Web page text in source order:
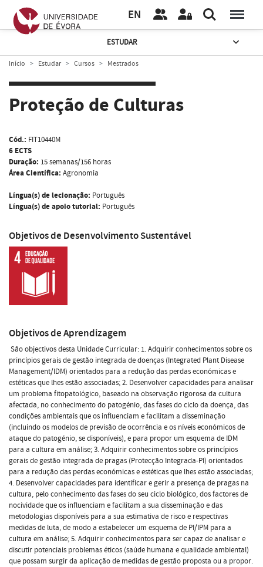
EN
ESTUDAR
Início Estudar Cursos Mestrados
Proteção de Culturas
Cód.: FIT10440M
6 ECTS
Duração: 15 semanas/156 horas
Área Científica: Agronomia
Língua(s) de lecionação: Português
Língua(s) de apoio tutorial: Português
Objetivos de Desenvolvimento Sustentável
Objetivos de Aprendizagem
São objectivos desta Unidade Curricular: 1. Adquirir conhecimentos sobre os
princípios gerais de gestão integrada de doenças (Integrated Plant Disease
Management/IDM) orientados para a redução das perdas económicas e
estéticas que lhes estão associadas; 2. Desenvolver capacidades para analisar
um problema fitopatológico, baseado na observação rigorosa da cultura
afectada, no conhecimento do patogénio, das fases do ciclo da doença, das
condições ambientais que os influenciam e facilitam a disseminação
(incluindo os modelos de previsão de ocorrência e os níveis económicos de
ataque do patogénio, se disponíveis), e para propor um esquema de IDM
para a cultura em análise; 3. Adquirir conhecimentos sobre os princípios
gerais de gestão integrada de pragas (Protecção Integrada-PI) orientados
para a redução das perdas económicas e estéticas que lhes estão associadas;
4. Desenvolver capacidades para identificar e gerir a presença de pragas na
cultura, pelo conhecimento das fases do seu ciclo biológico, dos factores de
nocividade que os influenciam e facilitam a sua disseminação e das
metodologias disponíveis para a sua estimativa de risco e respectivas
medidas de luta, de modo a estabelecer um esquema de PI/IPM para a
cultura em análise; 5. Adquirir conhecimentos para ser capaz de analisar e
discutir potenciais problemas éticos (saúde humana e qualidade ambiental)
que possam surgir da aplicação de medidas de gestão proposta ou a propor.